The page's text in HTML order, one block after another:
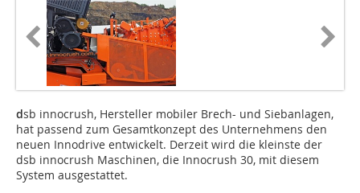
dsb innocrush, Hersteller mobiler Brech- und Siebanlagen,
hat passend zum Gesamtkonzept des Unternehmens den
neuen Innodrive entwickelt. Derzeit wird die kleinste der
dsb innocrush Maschinen, die Innocrush 30, mit diesem
System ausgestattet.